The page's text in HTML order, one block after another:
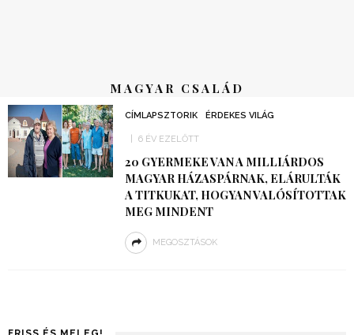
MAGYAR CSALÁD
CÍMLAPSZTORIK ÉRDEKES VILÁG
6 ÉV EZELŐTT
20 GYERMEKE VAN A MILLIÁRDOS
MAGYAR HÁZASPÁRNAK, ELÁRULTÁK
A TITKUKAT, HOGYAN VALÓSÍTOTTAK
MEG MINDENT
MEGOSZTÁSOK